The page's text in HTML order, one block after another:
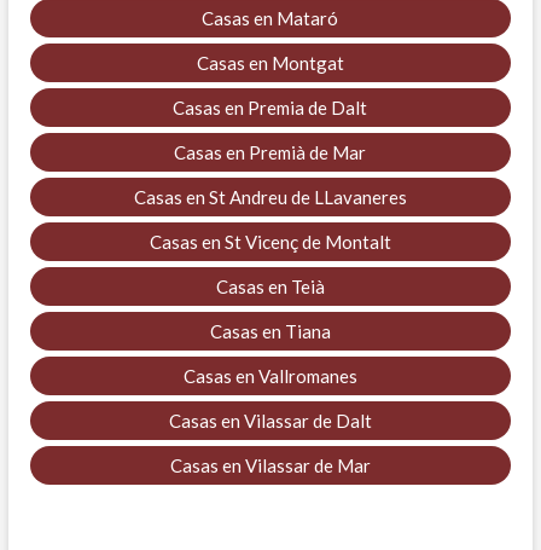
Casas en Mataró
Casas en Montgat
Casas en Premia de Dalt
Casas en Premià de Mar
Casas en St Andreu de LLavaneres
Casas en St Vicenç de Montalt
Casas en Teià
Casas en Tiana
Casas en Vallromanes
Casas en Vilassar de Dalt
Casas en Vilassar de Mar